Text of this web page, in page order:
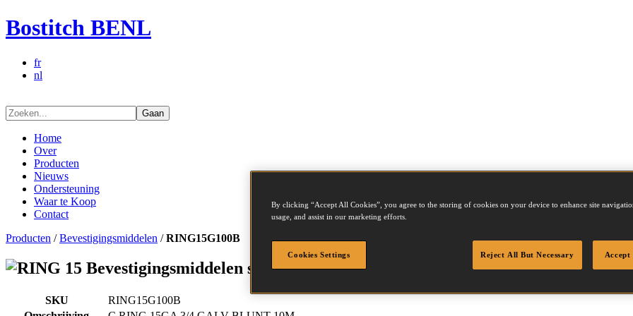
Bostitch BENL
fr
nl
Gaan
Home
Over
Producten
Nieuws
Ondersteuning
Waar te Koop
Contact
Producten /Bevestigingsmiddelen /RING15G100B
Bevestigingsmiddelen series - RING15G100B
SKU
RING15G100B
By clicking “Accept All Cookies”, you agree to the storing of cookies on your device to enhance site
usage, and assist in our marketing efforts.
Cookies Settings Reject All But Necessary Accept